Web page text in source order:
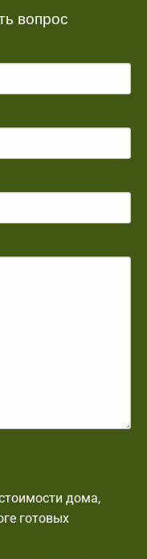
вопрос
дома,
готовых